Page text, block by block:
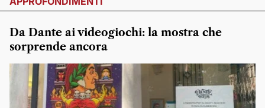
Da Dante ai videogiochi: la mostra che
sorprende ancora